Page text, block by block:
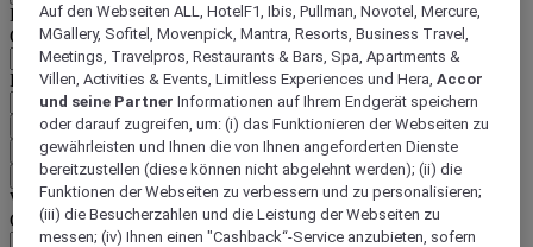
Land und Sprache unten auswählen
Geografische Zone
Land/Region - Sprache
Mein Land und meine Sprache bestätigen
EUR (€)
Zurück
Währung unten auswählen
Geografische Zone
Auf den Webseiten ALL, HotelF1, Ibis, Pullman, Novotel, Mercure,
MGallery, Sofitel, Movenpick, Mantra, Resorts, Business Travel,
Meetings, Travelpros, Restaurants & Bars, Spa, Apartments &
Villen, Activities & Events, Limitless Experiences und Hera,Accor
und seine Partner Informationen auf Ihrem Endgerät speichern
oder darauf zugreifen, um: (i) das Funktionieren der Webseiten zu
gewährleisten und Ihnen die von Ihnen angeforderten Dienste
bereitzustellen (diese können nicht abgelehnt werden); (ii) die
Funktionen der Webseiten zu verbessern und zu personalisieren;
(iii) die Besucherzahlen und die Leistung der Webseiten zu
messen; (iv) Ihnen einen "Cashback“-Service anzubieten, sofern